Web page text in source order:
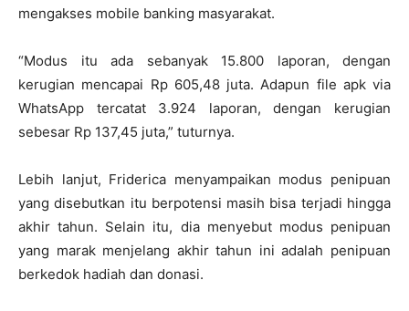
mengakses mobile banking masyarakat.
“Modus itu ada sebanyak 15.800 laporan, dengan
kerugian mencapai Rp 605,48 juta. Adapun file apk via
WhatsApp tercatat 3.924 laporan, dengan kerugian
sebesar Rp 137,45 juta,” tuturnya.
Lebih lanjut, Friderica menyampaikan modus penipuan
yang disebutkan itu berpotensi masih bisa terjadi hingga
akhir tahun. Selain itu, dia menyebut modus penipuan
yang marak menjelang akhir tahun ini adalah penipuan
berkedok hadiah dan donasi.